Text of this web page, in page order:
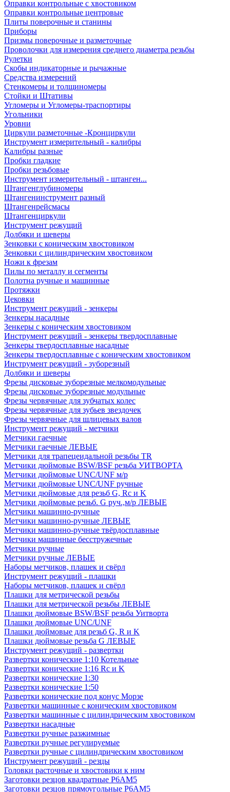
Оправки контрольные с хвостовиком
Оправки контрольные центровые
Плиты поверочные и станины
Приборы
Призмы поверочные и разметочные
Проволочки для измерения среднего диаметра резьбы
Рулетки
Скобы индикаторные и рычажные
Средства измерений
Стенкомеры и толщиномеры
Стойки и Штативы
Угломеры и Угломеры-траспортиры
Угольники
Уровни
Циркули разметочные -Кронциркули
Инструмент измерительный - калибры
Калибры разные
Пробки гладкие
Пробки резьбовые
Инструмент измерительный - штанген...
Штангенглубиномеры
Штангенинструмент разный
Штангенрейсмасы
Штангенциркули
Инструмент режущий
Долбяки и шеверы
Зенковки с коническим хвостовиком
Зенковки с цилиндрическим хвостовиком
Ножи к фрезам
Пилы по металлу и сегменты
Полотна ручные и машинные
Протяжки
Цековки
Инструмент режущий - зенкеры
Зенкеры насадные
Зенкеры с коническим хвостовиком
Инструмент режущий - зенкеры твердосплавные
Зенкеры твердосплавные насадные
Зенкеры твердосплавные с коническим хвостовиком
Инструмент режущий - зуборезный
Долбяки и шеверы
Фрезы дисковые зуборезные мелкомодульные
Фрезы дисковые зуборезные модульные
Фрезы червячные для зубчатых колес
Фрезы червячные для зубьев звездочек
Фрезы червячные для шлицевых валов
Инструмент режущий - метчики
Метчики гаечные
Метчики гаечные ЛЕВЫЕ
Метчики для трапецеидальной резьбы TR
Метчики дюймовые BSW/BSF резьба УИТВОРТА
Метчики дюймовые UNC/UNF м/р
Метчики дюймовые UNC/UNF ручные
Метчики дюймовые для резьб G, Rc и K
Метчики дюймовые резьб. G руч.,м/р ЛЕВЫЕ
Метчики машинно-ручные
Метчики машинно-ручные ЛЕВЫЕ
Метчики машинно-ручные твёрдосплавные
Метчики машинные бесстружечные
Метчики ручные
Метчики ручные ЛЕВЫЕ
Наборы метчиков, плашек и свёрл
Инструмент режущий - плашки
Наборы метчиков, плашек и свёрл
Плашки для метрической резьбы
Плашки для метрической резьбы ЛЕВЫЕ
Плашки дюймовые BSW/BSF резьба Уитворта
Плашки дюймовые UNC/UNF
Плашки дюймовые для резьб G, R и K
Плашки дюймовые резьба G ЛЕВЫЕ
Инструмент режущий - развертки
Развертки конические 1:10 Котельные
Развертки конические 1:16 Rc и K
Развертки конические 1:30
Развертки конические 1:50
Развертки конические под конус Морзе
Развертки машинные с коническим хвостовиком
Развертки машинные с цилиндрическим хвостовиком
Развертки насадные
Развертки ручные разжимные
Развертки ручные регулируемые
Развертки ручные с цилиндрическим хвостовиком
Инструмент режущий - резцы
Головки расточные и хвостовики к ним
Заготовки резцов квадратные Р6АМ5
Заготовки резцов прямоугольные Р6АМ5